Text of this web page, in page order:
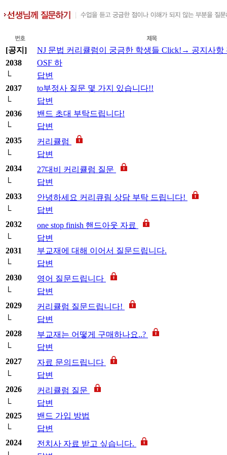
[공지]
NJ 문법 커리큘럼이 궁금한 학생들 Click!→ 공지사항
2038
OSF 하
└
답변
2037
to부정사 질문 몇 가지 있습니다!!
└
답변
2036
밴드 초대 부탁드립니다!
└
답변
2035
커리큘럼
└
답변
2034
27대비 커리큘럼 질문
└
답변
2033
안녕하세요 커리큐림 상담 부탁 드립니다!
└
답변
2032
one stop finish 핸드아웃 자료
└
답변
2031
부교재에 대해 이어서 질문드립니다.
└
답변
2030
영어 질문드립니다
└
답변
2029
커리큘럼 질문드립니다!
└
답변
2028
부교재는 어떻게 구매하나요..?
└
답변
2027
자료 문의드립니다
└
답변
2026
커리큘럼 질문
└
답변
2025
밴드 가입 방법
└
답변
2024
전치사 자료 받고 싶습니다.